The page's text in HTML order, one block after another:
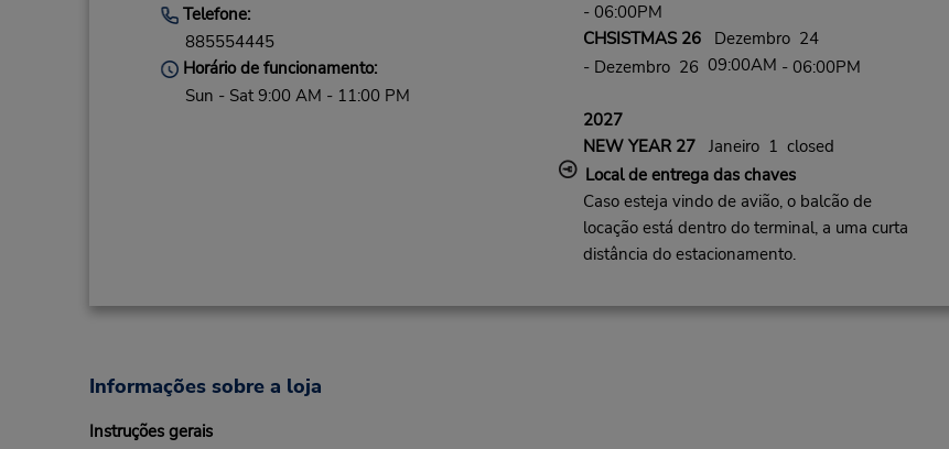
Telefone:
885554445
Horário de funcionamento:
Sun - Sat 9:00 AM - 11:00 PM
- 06:00PM
CHSISTMAS 26Dezembro 24
- Dezembro 2609:00AM - 06:00PM
2027
NEW YEAR 27Janeiro 1 closed
Local de entrega das chaves
Caso esteja vindo de avião, o balcão de
locação está dentro do terminal, a uma curta
distância do estacionamento.
Informações sobre a loja
Instruções gerais